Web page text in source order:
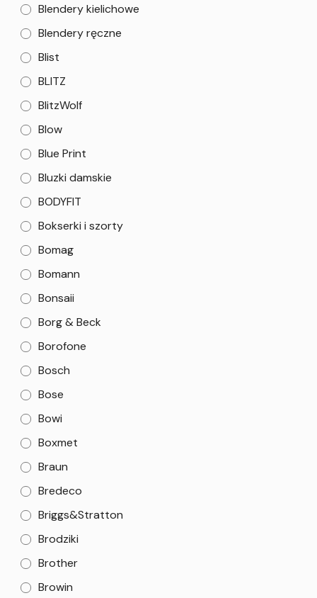
Blendery kielichowe
Blendery ręczne
Blist
BLITZ
BlitzWolf
Blow
Blue Print
Bluzki damskie
BODYFIT
Bokserki i szorty
Bomag
Bomann
Bonsaii
Borg & Beck
Borofone
Bosch
Bose
Bowi
Boxmet
Braun
Bredeco
Briggs&Stratton
Brodziki
Brother
Browin